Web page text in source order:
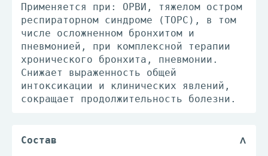
Применяется при: ОРВИ, тяжелом остром
респираторном синдроме (ТОРС), в том
числе осложненном бронхитом и
пневмонией, при комплексной терапии
хронического бронхита, пневмонии.
Снижает выраженность общей
интоксикации и клинических явлений,
сокращает продолжительность болезни.
Состав